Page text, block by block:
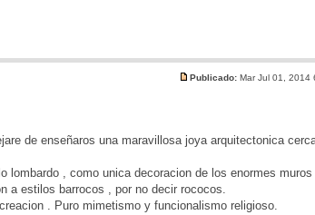
Publicado: Mar Jul 01, 2014
de enseñaros una maravillosa joya arquitectonica
, como unica decoracion de los enormes muros
a estilos barrocos , por no decir rococos.
. Puro mimetismo y funcionalismo religioso.